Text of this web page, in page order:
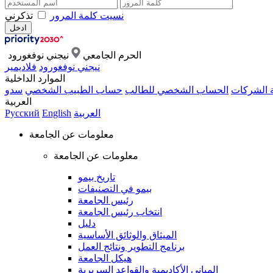
نسيت كلمة المرور تذكرني
الحرم الجامعي
نيجني نوفغورود
نيجني نوفغورود فلاديمير
الموارد الداخلية
الشركات الحساب الشخصي للطالب حساب الطبيب الشخصي سدو
العربية
Русский English العربية
معلومات عن الجامعة
معلومات عن الجامعة
تاريخ بيمو
بيمو في التصنيفات
رئيس الجامعة
انتخاب رئيس الجامعة
دليل
الميثاق والوثائق الأساسية
برنامج التطوير ونتائج العمل
هيكل الجامعة
المباني الأكاديمية والقواعد السريرية